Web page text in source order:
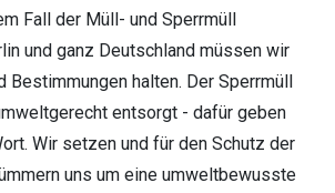
Fall der Müll- und Sperrmüll
und ganz Deutschland müssen wir
Bestimmungen halten. Der Sperrmüll
entsorgt - dafür geben
Wir setzen und für den Schutz der
uns um eine umweltbewusste